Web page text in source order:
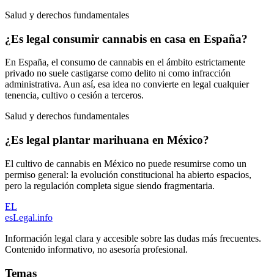
Salud y derechos fundamentales
¿Es legal consumir cannabis en casa en España?
En España, el consumo de cannabis en el ámbito estrictamente
privado no suele castigarse como delito ni como infracción
administrativa. Aun así, esa idea no convierte en legal cualquier
tenencia, cultivo o cesión a terceros.
Salud y derechos fundamentales
¿Es legal plantar marihuana en México?
El cultivo de cannabis en México no puede resumirse como un
permiso general: la evolución constitucional ha abierto espacios,
pero la regulación completa sigue siendo fragmentaria.
EL
esLegal.info
Información legal clara y accesible sobre las dudas más frecuentes.
Contenido informativo, no asesoría profesional.
Temas